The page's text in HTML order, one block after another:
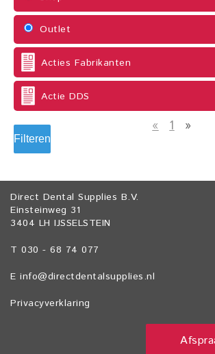
Outlet
Acties Fabrikanten
Actie DDS
Filteren
« 1 »
Direct Dental Supplies B.V.
Einsteinweg 31
3404 LH IJSSELSTEIN
T 030 - 68 74 077
E info@directdentalsupplies.nl
Privacyverklaring